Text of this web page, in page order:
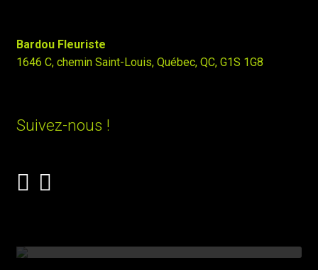
Bardou Fleuriste
1646 C, chemin Saint-Louis, Québec, QC, G1S 1G8
Suivez-nous !